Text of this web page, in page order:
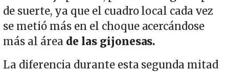
de suerte, ya que el cuadro local cada vez
se metió más en el choque acercándose
más al área de las gijonesas.
La diferencia durante esta segunda mitad